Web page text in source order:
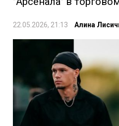
22.05.2026, 21:13 Алина